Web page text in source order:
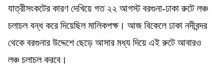
যাত্রীসংকটের কারণ দেখিয়ে গত ২২ আগস্ট বরগুনা-ঢাকা রুটে লঞ্চ
চলাচল বন্ধ করে দিয়েছিল মালিকপক্ষ। আজ বিকেলে ঢাকা নদীবন্দর
থেকে বরগুনার উদ্দেশে ছেড়ে আসার মধ্য দিয়ে এই রুটে আবারও
লঞ্চ চলাচল করবে।